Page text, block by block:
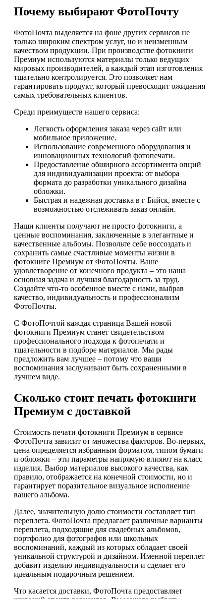
Почему выбирают ФотоПочту
ФотоПочта выделяется на фоне других сервисов не
только широким спектром услуг, но и неизменным
качеством продукции. При производстве фотокниги
Премиум используются материалы только ведущих
мировых производителей, а каждый этап изготовления
тщательно контролируется. Это позволяет нам
гарантировать продукт, который превосходит ожидания
самых требовательных клиентов.
Среди преимуществ нашего сервиса:
Легкость оформления заказа через сайт или
мобильное приложение.
Использование современного оборудования и
инновационных технологий фотопечати.
Предоставление обширного ассортимента опций
для индивидуализации проекта: от выбора
формата до разработки уникального дизайна
обложки.
Быстрая и надежная доставка в г Бийск, вместе с
возможностью отслеживать заказ онлайн.
Наши клиенты получают не просто фотокниги, а
ценные воспоминания, заключенные в элегантные и
качественные альбомы. Позвольте себе воссоздать и
сохранить самые счастливые моменты жизни в
фотокниге Премиум от ФотоПочты. Ваше
удовлетворение от конечного продукта – это наша
основная задача и лучшая благодарность за труд.
Создайте что-то особенное вместе с нами, выбрав
качество, индивидуальность и профессионализм
ФотоПочты.
С ФотоПочтой каждая страница Вашей новой
фотокниги Премиум станет свидетельством
профессионального подхода к фотопечати и
тщательности в подборе материалов. Мы рады
предложить вам лучшее – потому что ваши
воспоминания заслуживают быть сохраненными в
лучшем виде.
Сколько стоит печать фотокниги
Премиум с доставкой
Стоимость печати фотокниги Премиум в сервисе
ФотоПочта зависит от множества факторов. Во-первых,
цена определяется избранным форматом, типом бумаги
и обложки – эти параметры напрямую влияют на класс
изделия. Выбор материалов высокого качества, как
правило, отображается на конечной стоимости, но и
гарантирует поразительное визуальное исполнение
вашего альбома.
Далее, значительную долю стоимости составляет тип
переплета. ФотоПочта предлагает различные варианты
переплета, подходящие для свадебных альбомов,
портфолио для фотографов или школьных
воспоминаний, каждый из которых обладает своей
уникальной структурой и дизайном. Именной переплет
добавит изделию индивидуальности и сделает его
идеальным подарочным решением.
Что касается доставки, ФотоПочта предоставляет